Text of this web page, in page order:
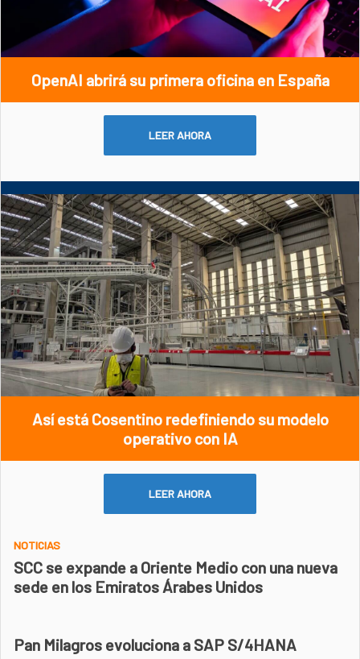
OpenAI abrirá su primera oficina en España
LEER AHORA
Así está Cosentino redefiniendo su modelo
operativo con IA
LEER AHORA
NOTICIAS
SCC se expande a Oriente Medio con una nueva
sede en los Emiratos Árabes Unidos
Pan Milagros evoluciona a SAP S/4HANA